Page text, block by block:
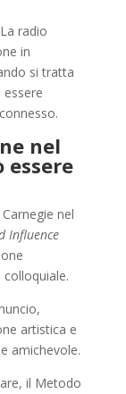
radio
in
si tratta
nel
nel
Influence
artistica e
amichevole.
il Metodo